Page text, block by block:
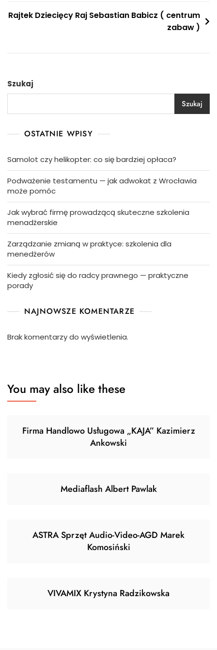
Rajtek Dziecięcy Raj Sebastian Babicz ( centrum
zabaw )
Szukaj
Szukaj
OSTATNIE WPISY
Samolot czy helikopter: co się bardziej opłaca?
Podważenie testamentu — jak adwokat z Wrocławia
może pomóc
Jak wybrać firmę prowadzącą skuteczne szkolenia
menadżerskie
Zarządzanie zmianą w praktyce: szkolenia dla
menedżerów
Kiedy zgłosić się do radcy prawnego — praktyczne
porady
NAJNOWSZE KOMENTARZE
Brak komentarzy do wyświetlenia.
You may also like these
Firma Handlowo Usługowa „KAJA” Kazimierz
Ankowski
Mediaflash Albert Pawlak
ASTRA Sprzęt Audio-Video-AGD Marek
Komosiński
VIVAMIX Krystyna Radzikowska